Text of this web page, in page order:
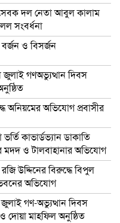
দল নেতা আবুল কালাম
সংবর্ধনা
ও বিসর্জন
জুলাই গণঅভ্যুত্থান দিবস
অনিয়মের অভিযোগ প্রবাসীর
কাভার্ডভ্যান ডাকাতি
মদদ ও টালবাহানার অভিযোগ
উদ্দিনের বিরুদ্ধে বিপুল
অভিযোগ
জুলাই গণ-অভ্যুত্থান দিবস
মাহফিল অনুষ্ঠিত